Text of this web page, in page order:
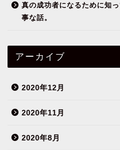
真の成功者になるために知
事な話。
アーカイブ
2020年12月
2020年11月
2020年8月